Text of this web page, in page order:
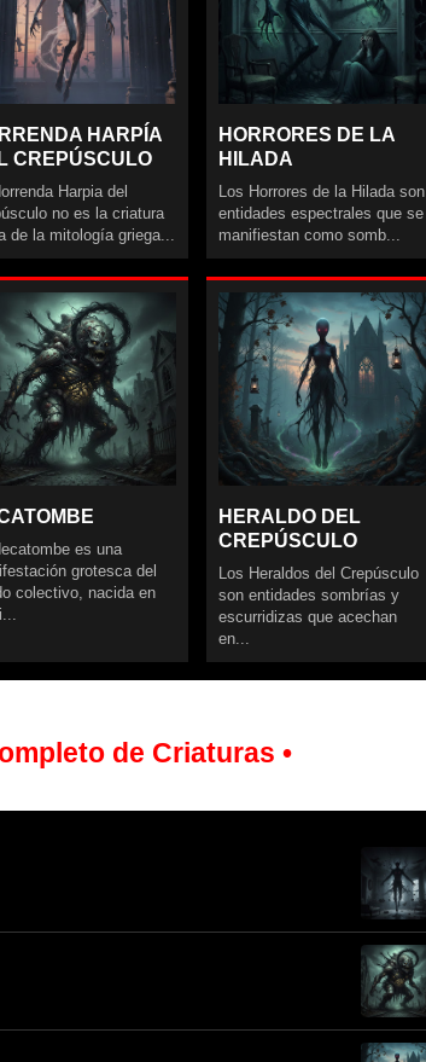
HARPÍA
CREPÚSCULO
Harpia del
no es la criatura
de la mitología griega...
HORRORES DE LA
HILADA
Los Horrores de la Hilada son
entidades espectrales que se
manifiestan como somb...
es una
grotesca del
colectivo, nacida en
HERALDO DEL
CREPÚSCULO
Los Heraldos del Crepúsculo
son entidades sombrías y
escurridizas que acechan
en...
de Criaturas •